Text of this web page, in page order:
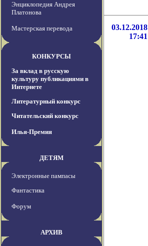
Энциклопедия Андрея
Платонова
Мастерская перевода
КОНКУРСЫ
За вклад в русскую
культуру публикациями в
Интернете
Литературный конкурс
Читательский конкурс
Илья-Премия
ДЕТЯМ
Электронные пампасы
Фантастика
Форум
АРХИВ
03.12.2018
17:41